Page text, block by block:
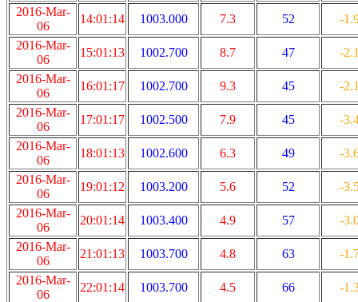
2016-Mar-
06
14:01:14 1003.000 7.3 52
-
2016-Mar-
06
15:01:13 1002.700 8.7 47
-
2016-Mar-
06
16:01:17 1002.700 9.3 45
-
2016-Mar-
06
17:01:17 1002.500 7.9 45
-
2016-Mar-
06
18:01:13 1002.600 6.3 49
-
2016-Mar-
06
19:01:12 1003.200 5.6 52
-
2016-Mar-
06
20:01:14 1003.400 4.9 57
-
2016-Mar-
06
21:01:13 1003.700 4.8 63
-
2016-Mar-
06
22:01:14 1003.700 4.5 66
-